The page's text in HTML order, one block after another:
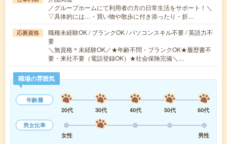
／グループホームにて利用者の方の日常生活をサポート！＼
▽具体的には…・買い物や散歩に付き添ったり・折…
応募資格
職種未経験OK / ブランクOK / パソコンスキル不要 / 英語力不
要
＼無資格＊未経験OK／★年齢不問・ブランクOK★履歴書不
要・来社不要（電話登録OK）★社会保険完備＼…
職場の雰囲気
年齢層
20代
30代 40代 50代
60代
男女比率
女性
男性